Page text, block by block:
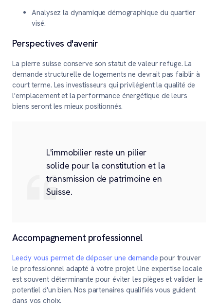
Analysez la dynamique démographique du quartier
visé.
Perspectives d'avenir
La pierre suisse conserve son statut de valeur refuge. La
demande structurelle de logements ne devrait pas faiblir à
court terme. Les investisseurs qui privilégient la qualité de
l'emplacement et la performance énergétique de leurs
biens seront les mieux positionnés.
L'immobilier reste un pilier
solide pour la constitution et la
transmission de patrimoine en
Suisse.
Accompagnement professionnel
Leedy vous permet de déposer une demande pour trouver
le professionnel adapté à votre projet. Une expertise locale
est souvent déterminante pour éviter les pièges et valider le
potentiel d'un bien. Nos partenaires qualifiés vous guident
dans vos choix.